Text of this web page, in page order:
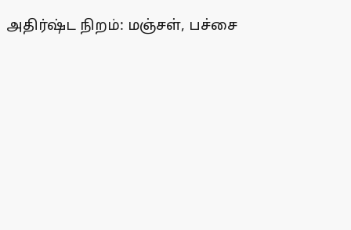
அதிர்ஷ்ட நிறம்: மஞ்சள், பச்சை